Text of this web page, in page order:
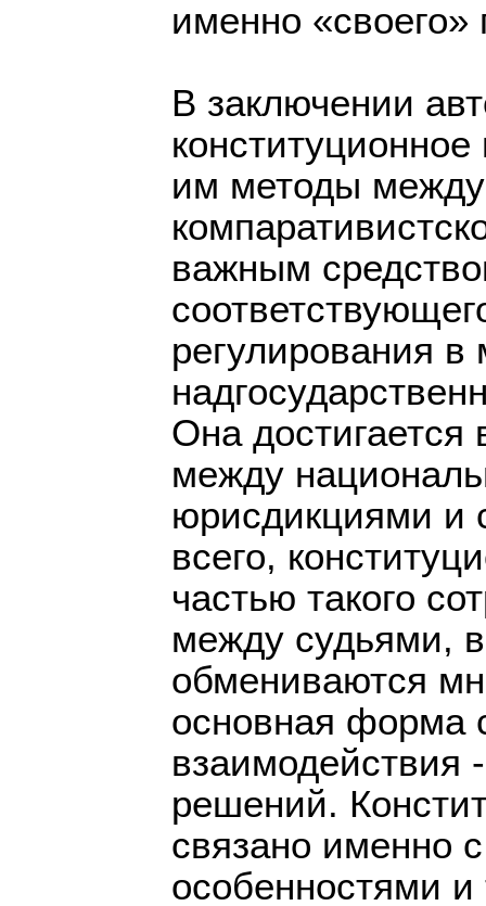
именно «своего»
В заключении
им методы
важным
регулирования
Она достигается
между
юрисдикциями и
всего,
частью такого
между судьями,
обмениваются
основная форма
взаимодействия
решений.
связано именно
особенностями